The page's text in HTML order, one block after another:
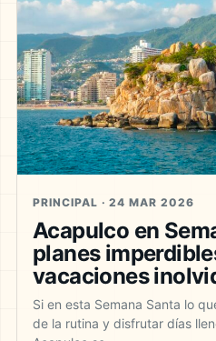
PRINCIPAL · 24 MAR 2026
Acapulco en
planes
vacaciones
Si en esta Semana Santa lo
de la rutina y disfrutar días